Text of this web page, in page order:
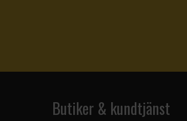
Butiker & kundtjänst